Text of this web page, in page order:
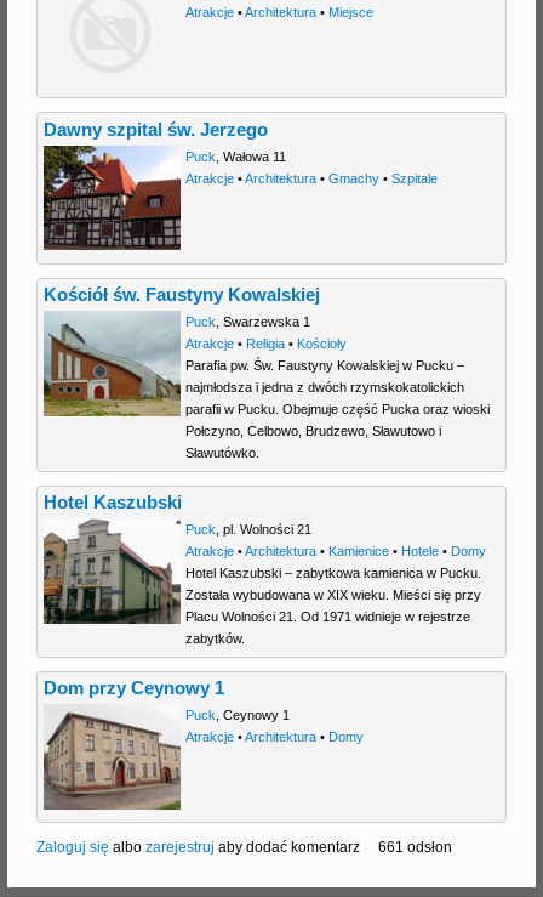
Atrakcje•Architektura• Miejsce
Dawny szpital św. Jerzego
Puck Wałowa 11
Atrakcje•Architektura• Gmachy• Szpitale
Kościół św. Faustyny Kowalskiej
Puck, Swarzewska 1
Atrakcje• Religia• Kościoły
Parafia pw. Św. Faustyny Kowalskiej w Pucku –
najmłodsza i jedna z dwóch rzymskokatolickich
parafii w Pucku. Obejmuje część Pucka oraz wioski
Połczyno, Celbowo, Brudzewo, Sławutowo i
Sławutówko.
Hotel Kaszubski
Puck pl. Wolności 21
Atrakcje•Architektura• Kamienice• Hotele• Domy
Hotel Kaszubski – zabytkowa kamienica w Pucku.
Została wybudowana w XIX wieku. Mieści się przy
Placu Wolności 21. Od 1971 widnieje w rejestrze
zabytków.
Dom przy Ceynowy 1
Puck Ceynowy 1
Atrakcje•Architektura• Domy
Zaloguj się albo zarejestruj aby dodać komentarz 661 odsłon